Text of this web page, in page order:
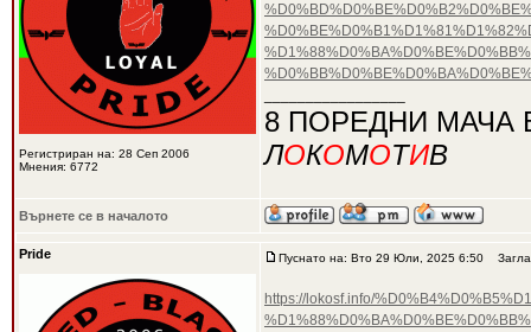
Регистриран на: 28 Сеп 2006
Мнения: 6772
8 ПОРЕДНИ МАЧА
ЛОКОМОТИВ
Върнете се в началото
Pride Пуснато на: Вто 29 Юли, 2025 6:50
https://lokosf.info/